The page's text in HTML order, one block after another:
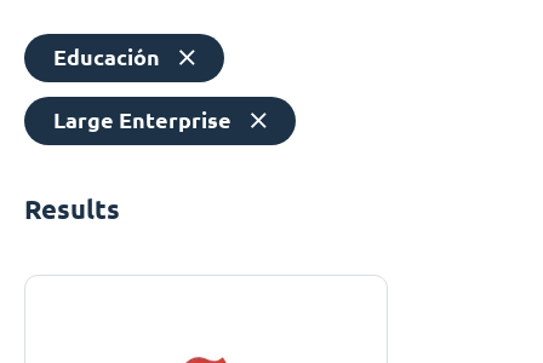
Educación
Large Enterprise
Results